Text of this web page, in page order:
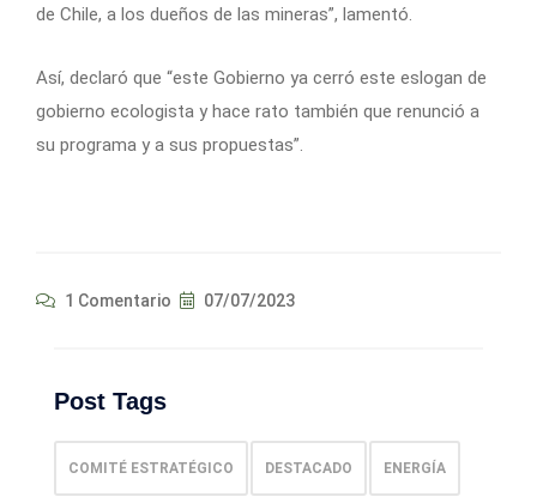
de Chile, a los dueños de las mineras”, lamentó.
Así, declaró que “este Gobierno ya cerró este eslogan de
gobierno ecologista y hace rato también que renunció a
su programa y a sus propuestas”.
1 Comentario 07/07/2023
Post Tags
COMITÉ ESTRATÉGICO DESTACADO ENERGÍA